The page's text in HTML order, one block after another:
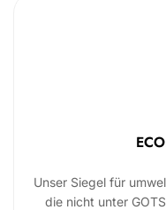
Unser Siegel für
die nicht unter